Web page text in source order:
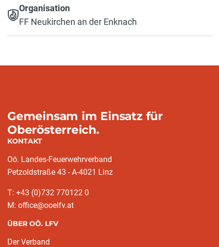
Organisation
FF Neukirchen an der Enknach
Gemeinsam im Einsatz für
Oberösterreich.
KONTAKT
Oö. Landes-Feuerwehrverband
Petzoldstraße 43 - A-4021 Linz
T: +43 (0)732 770122 0
M: office@ooelfv.at
ÜBER OÖ. LFV
Der Verband